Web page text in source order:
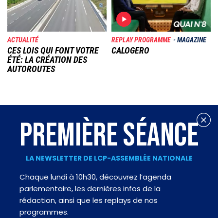
ACTUALITÉ
CES LOIS QUI FONT VOTRE
ÉTÉ: LA CRÉATION DES
AUTOROUTES
REPLAY PROGRAMME MAGAZINE
CALOGERO
PREMIÈRE SÉANCE
LA NEWSLETTER DE LCP-ASSEMBLÉE NATIONALE
Chaque lundi à 10h30, découvrez l’agenda
parlementaire, les dernières infos de la
rédaction, ainsi que les replays de nos
programmes.